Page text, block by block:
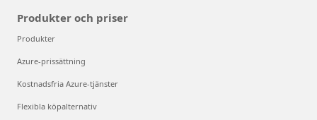
Produkter och priser
Produkter
Azure-prissättning
Kostnadsfria Azure-tjänster
Flexibla köpalternativ